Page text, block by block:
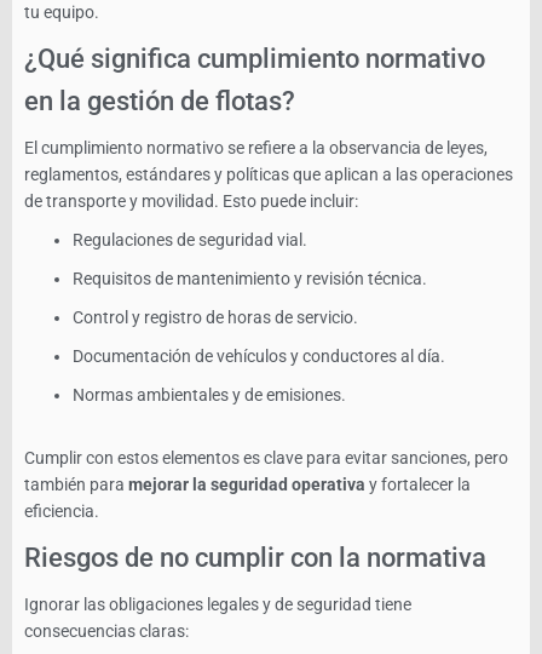
tu equipo.
¿Qué significa cumplimiento normativo
en la gestión de flotas?
El cumplimiento normativo se refiere a la observancia de leyes,
reglamentos, estándares y políticas que aplican a las operaciones
de transporte y movilidad. Esto puede incluir:
Regulaciones de seguridad vial.
Requisitos de mantenimiento y revisión técnica.
Control y registro de horas de servicio.
Documentación de vehículos y conductores al día.
Normas ambientales y de emisiones.
Cumplir con estos elementos es clave para evitar sanciones, pero
también para mejorar la seguridad operativa y fortalecer la
eficiencia.
Riesgos de no cumplir con la normativa
Ignorar las obligaciones legales y de seguridad tiene
consecuencias claras: